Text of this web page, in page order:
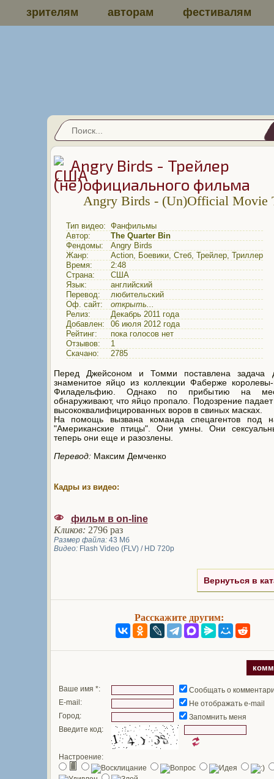
зрителям авторам фестивалям
Angry Birds - Трейлер
(не)официального фильма
Angry Birds - (Un)Official Movie
Тип видео: Фанфильмы
Автор:
The Quarter Bin
Фендомы:
Angry Birds
Жанр:
Action, Боевики, Стеб, Трейлер, Триллер
Время:
2:48
Страна:
США
Язык:
английский
Перевод:
любительский
Оф. сайт:
открыть...
Релиз:
Декабрь 2011 года
Добавлен:
06 июля 2012 года
Рейтинг:
пока голосов нет
Отзывов:
1
Скачано:
2785
Перед Джейсоном и Томми поставлена задача
знаменитое яйцо из коллекции Фаберже
Филадельфию. Однако по прибытию на
обнаруживают, что яйцо пропало. Подозрение
высококвалифицированных воров в свиных масках.
На помощь вызвана команда спецагентов под
"Американские птицы". Они умны. Они
теперь они еще и разозлены.
Перевод:Максим Демченко
Кадры из видео:
фильм в on-line
Кликов: 2796 раз
Размер файла:43 Мб
Видео:Flash Video (FLV) / HD 720p
Вернуться в
Расскажите другим:
Ваше имя *:
Сообщать о
E-mail:
Не отображать e-mail
Город:
Запомнить меня
Введите код:
Настроение: